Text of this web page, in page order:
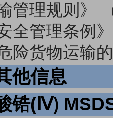
管理规则》
全管理条例
险货物运输
他信息
锆(Ⅳ)